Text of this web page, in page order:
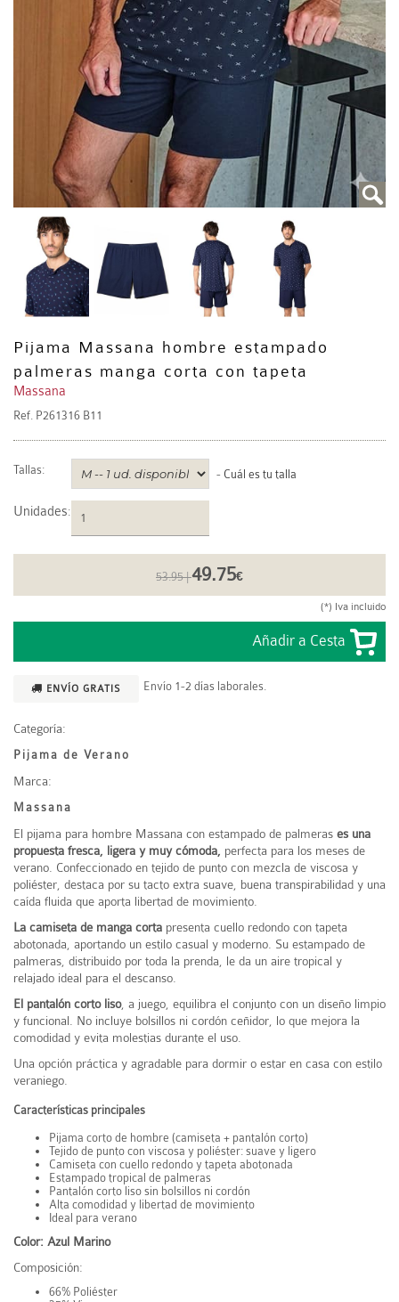
Pijama Massana hombre estampado
palmeras manga corta con tapeta
Massana
Ref. P261316 B11
Tallas: - Cuál es tu talla
Unidades:
53.95 |49.75€
(*) Iva incluido
ENVÍO GRATIS Envío 1-2 días laborales.
Categoría:
Pijama de Verano
Marca:
Massana
El pijama para hombre Massana con estampado de palmeras es una
propuesta fresca, ligera y muy cómoda, perfecta para los meses de
verano. Confeccionado en tejido de punto con mezcla de viscosa y
poliéster, destaca por su tacto extra suave, buena transpirabilidad y una
caída fluida que aporta libertad de movimiento.
La camiseta de manga corta presenta cuello redondo con tapeta
abotonada, aportando un estilo casual y moderno. Su estampado de
palmeras, distribuido por toda la prenda, le da un aire tropical y
relajado ideal para el descanso.
El pantalón corto liso, a juego, equilibra el conjunto con un diseño limpio
y funcional. No incluye bolsillos ni cordón ceñidor, lo que mejora la
comodidad y evita molestias durante el uso.
Una opción práctica y agradable para dormir o estar en casa con estilo
veraniego.
Características principales
Pijama corto de hombre (camiseta + pantalón corto)
Tejido de punto con viscosa y poliéster: suave y ligero
Camiseta con cuello redondo y tapeta abotonada
Estampado tropical de palmeras
Pantalón corto liso sin bolsillos ni cordón
Alta comodidad y libertad de movimiento
Ideal para verano
Color: Azul Marino
Composición:
66% Poliéster